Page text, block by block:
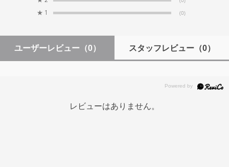
★ 1 (0)
ユーザーレビュー （0） スタッフレビュー（0）
レビューはありません。